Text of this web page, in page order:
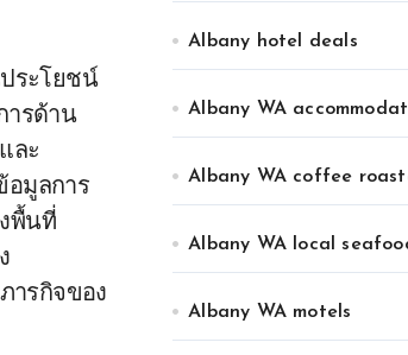
ารด้าน
ละ
อมูลการ
พื้นที่
ารกิจของ
Albany hotel deals
Albany WA
Albany WA coffee
Albany WA local
Albany WA motels